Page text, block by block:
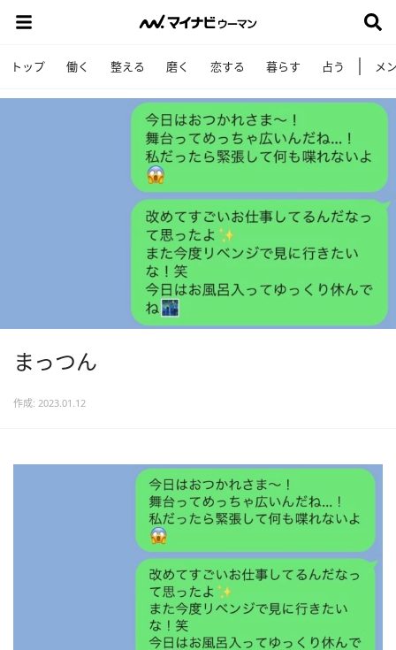
トップ 働く 整える 磨く 恋する 暮らす 占う メ
まっつん
作成: 2023.01.12